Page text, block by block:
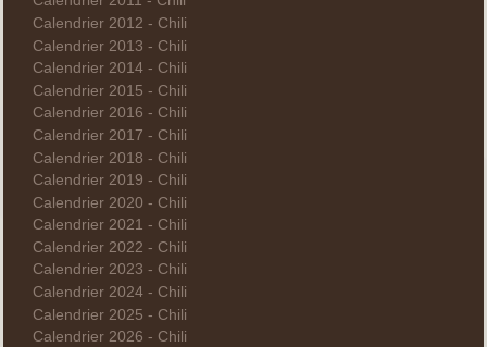
Calendrier 2012 - Chili
Calendrier 2013 - Chili
Calendrier 2014 - Chili
Calendrier 2015 - Chili
Calendrier 2016 - Chili
Calendrier 2017 - Chili
Calendrier 2018 - Chili
Calendrier 2019 - Chili
Calendrier 2020 - Chili
Calendrier 2021 - Chili
Calendrier 2022 - Chili
Calendrier 2023 - Chili
Calendrier 2024 - Chili
Calendrier 2025 - Chili
Calendrier 2026 - Chili